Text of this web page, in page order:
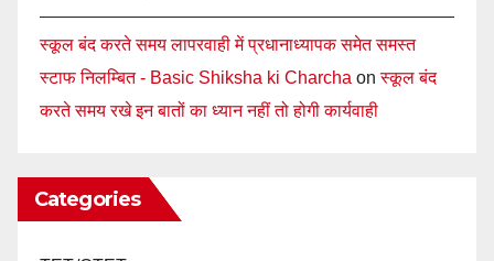
स्कूल बंद करते समय लापरवाही में प्रधानाध्यापक समेत समस्त
स्टाफ निलम्बित - Basic Shiksha ki Charcha onस्कूल बंद
करते समय रखे इन बातों का ध्यान नहीं तो होगी कार्यवाही
Categories